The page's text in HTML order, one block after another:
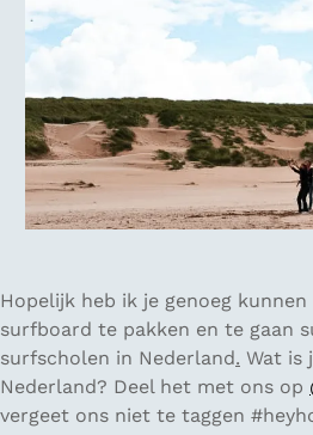
Hopelijk heb ik je genoeg
surfboard te pakken en te gaan
surfscholen in Nederland. Wat is
Nederland? Deel het met ons op
vergeet ons niet te taggen